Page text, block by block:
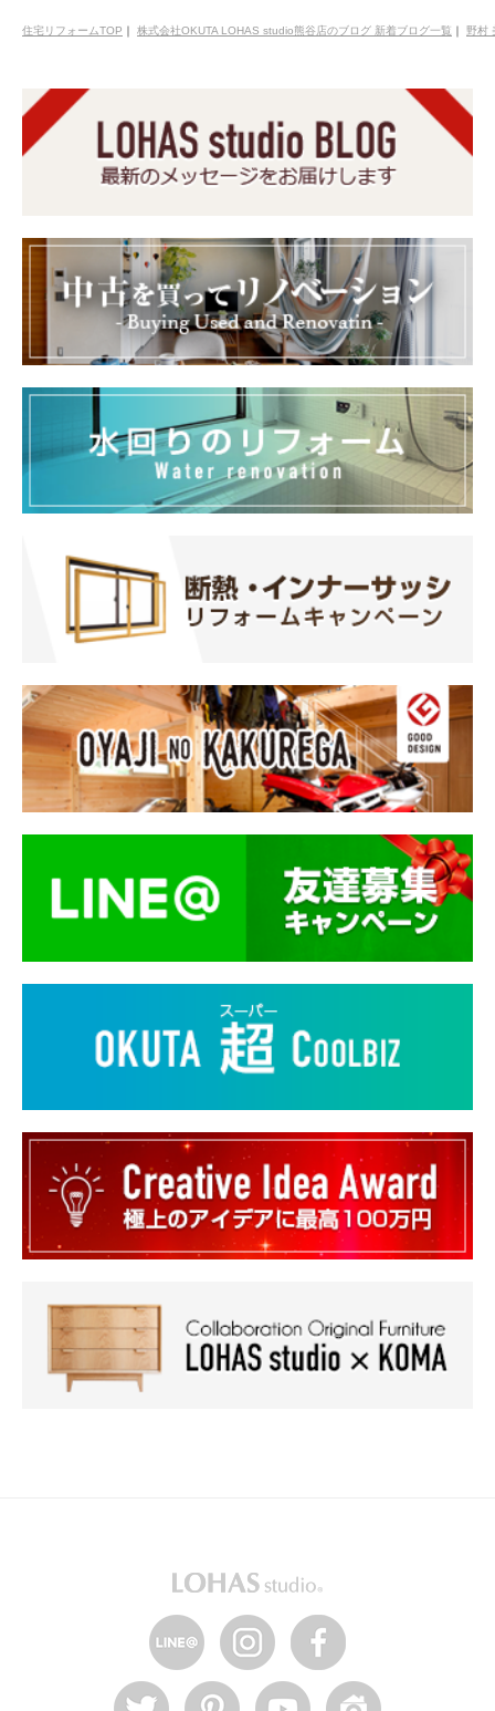
住宅リフォームTOP ｜ 株式会社OKUTA LOHAS studio熊谷店のブログ 新着ブログ一覧 ｜ 野村